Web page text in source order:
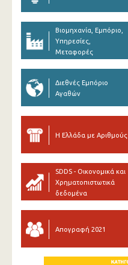
Βιομηχανία, Εμπόριο,
Υπηρεσίες,
Μεταφορές
Διεθνές Εμπόριο
Αγαθών
Η Ελλάδα με Αριθμούς
SDDS - Οικονομικά και
Χρηματοπιστωτικά
δεδομένα
Απογραφή 2021